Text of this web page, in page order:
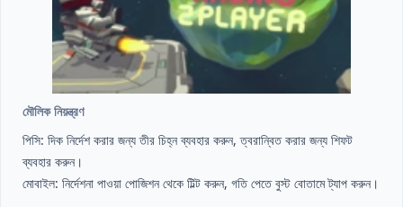
মৌলিক নিয়ন্ত্রণ
পিসি: দিক নির্দেশ করার জন্য তীর চিহ্ন ব্যবহার করুন, ত্বরান্বিত করার জন্য শিফট
ব্যবহার করুন।
মোবাইল: নির্দেশনা পাওয়া পোজিশন থেকে টিল্ট করুন, গতি পেতে বুস্ট বোতামে ট্যাপ করুন।